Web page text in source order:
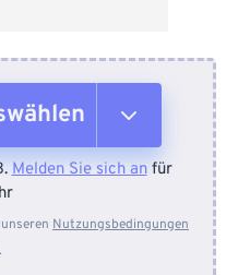
Melden Sie sich anfür
Nutzungsbedingungen